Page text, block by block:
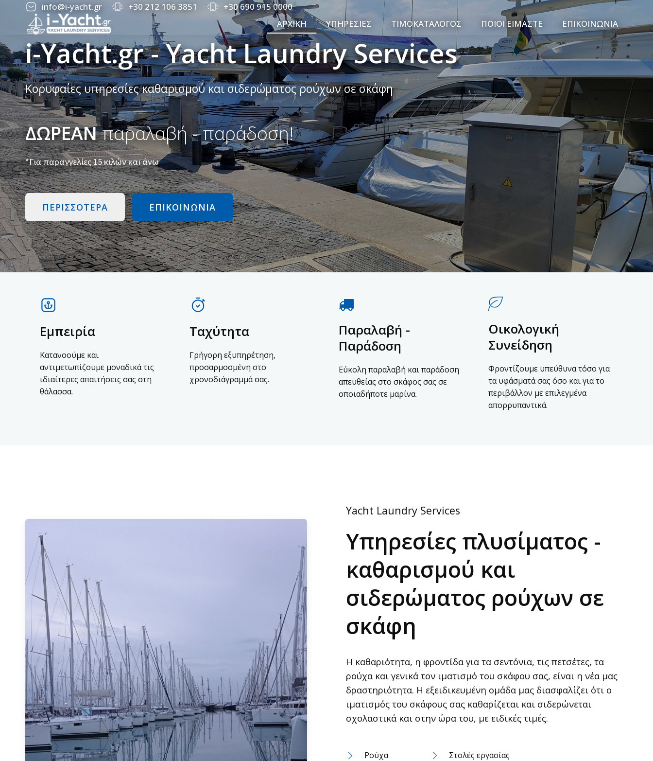
info@i-yacht.gr +30 212 106 3851
+30 690 915 0000
ΑΡΧΙΚΉ
ΥΠΗΡΕΣΊΕΣ ΤΙΜΟΚΑΤΆΛΟΓΟΣ ΠΟΙΟΙ ΕΊΜΑΣΤΕ ΕΠΙΚΟΙΝΩΝΊΑ
i-Yacht.gr - Yacht Laundry Services
Κορυφαίες υπηρεσίες καθαρισμού και σιδερώματος ρούχων σε σκάφη
ΔΩΡΕΑΝπαραλαβή - παράδοση!
*Για παραγγελίες 15 κιλών και άνω
ΠΕΡΙΣΣΌΤΕΡΑ ΕΠΙΚΟΙΝΩΝΊΑ
Εμπειρία
Κατανοούμε και
αντιμετωπίζουμε μοναδικά τις
ιδιαίτερες απαιτήσεις σας στη
θάλασσα.
Ταχύτητα
Γρήγορη εξυπηρέτηση,
προσαρμοσμένη στο
χρονοδιάγραμμά σας.
Παραλαβή -
Παράδοση
Εύκολη παραλαβή και παράδοση
απευθείας στο σκάφος σας σε
οποιαδήποτε μαρίνα.
Οικολογική
Συνείδηση
Φροντίζουμε υπεύθυνα τόσο για
τα υφάσματά σας όσο και για το
περιβάλλον με επιλεγμένα
απορρυπαντικά.
Yacht Laundry Services
Υπηρεσίες πλυσίματος -
καθαρισμού και
σιδερώματος ρούχων σε
σκάφη
Η καθαριότητα, η φροντίδα για τα σεντόνια, τις πετσέτες, τα
ρούχα και γενικά τον ιματισμό του σκάφου σας, είναι η νέα μας
δραστηριότητα. Η εξειδικευμένη ομάδα μας διασφαλίζει ότι ο
ιματισμός του σκάφους σας καθαρίζεται και σιδερώνεται
σχολαστικά και στην ώρα του, με ειδικές τιμές.
Ρούχα Στολές εργασίας